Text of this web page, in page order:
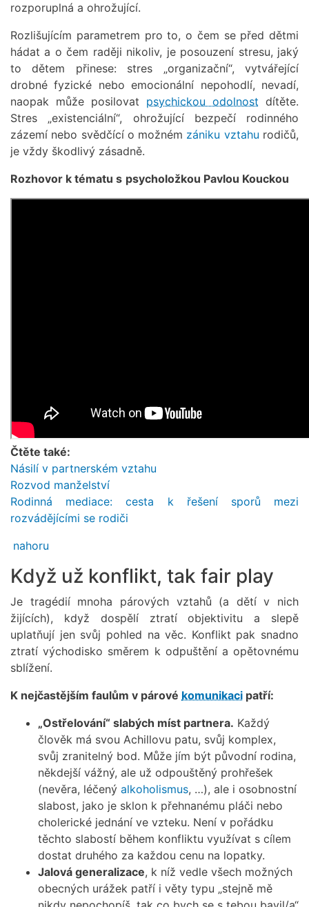
rozporuplná a ohrožující.
Rozlišujícím parametrem pro to, o čem se před dětmi
hádat a o čem raději nikoliv, je posouzení stresu, jaký
to dětem přinese: stres „organizační“, vytvářející
drobné fyzické nebo emocionální nepohodlí, nevadí,
naopak může posilovat psychickou odolnost dítěte.
Stres „existenciální“, ohrožující bezpečí rodinného
zázemí nebo svědčící o možném zániku vztahu rodičů,
je vždy škodlivý zásadně.
Rozhovor k tématu s psycholožkou Pavlou Kouckou
Čtěte také:
Násilí v partnerském vztahu
Rozvod manželství
Rodinná mediace: cesta k řešení sporů mezi
rozvádějícími se rodiči
nahoru
Když už konflikt, tak fair play
Je tragédií mnoha párových vztahů (a dětí v nich
žijících), když dospělí ztratí objektivitu a slepě
uplatňují jen svůj pohled na věc. Konflikt pak snadno
ztratí východisko směrem k odpuštění a opětovnému
sblížení.
K nejčastějším faulům v párové komunikaci patří:
„Ostřelování“ slabých míst partnera. Každý
člověk má svou Achillovu patu, svůj komplex,
svůj zranitelný bod. Může jím být původní rodina,
někdejší vážný, ale už odpouštěný prohřešek
(nevěra, léčený alkoholismus, …), ale i osobnostní
slabost, jako je sklon k přehnanému pláči nebo
cholerické jednání ve vzteku. Není v pořádku
těchto slabostí během konfliktu využívat s cílem
dostat druhého za každou cenu na lopatky.
Jalová generalizace, k níž vedle všech možných
obecných urážek patří i věty typu „stejně mě